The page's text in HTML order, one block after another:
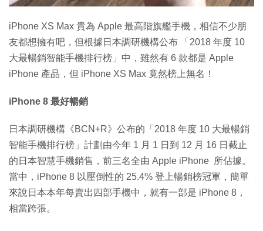
iPhone XS Max 貴為 Apple 最高階旗艦手機，相信不少朋
友都想擁有吧，但根據日本調研機構公布 「2018 年度 10
大最暢銷智能手機排行榜」中，雖然有 6 款都是 Apple
iPhone 產品，但 iPhone XS Max 竟然榜上無名！
iPhone 8 最好暢銷
日本調研機構《BCN+R》公布的「2018 年度 10 大最暢銷
智能手機排行榜」計劃由今年 1 月 1 日到 12 月 16 日截止
的日本智慧手機銷售，前三名全由 Apple iPhone 所佔據。
當中，iPhone 8 以壓倒性的 25.4% 登上暢銷榜冠軍，簡單
來說日本本年每賣出四部手機中，就有一部是 iPhone 8，
相當跨張。